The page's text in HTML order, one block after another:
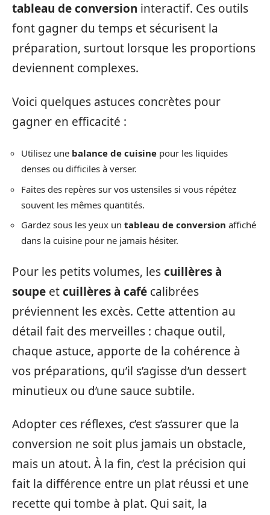
tableau de conversion interactif. Ces outils
font gagner du temps et sécurisent la
préparation, surtout lorsque les proportions
deviennent complexes.
Voici quelques astuces concrètes pour
gagner en efficacité :
Utilisez une balance de cuisine pour les liquides
denses ou difficiles à verser.
Faites des repères sur vos ustensiles si vous répétez
souvent les mêmes quantités.
Gardez sous les yeux un tableau de conversion affiché
dans la cuisine pour ne jamais hésiter.
Pour les petits volumes, lescuillères à
soupe etcuillères à café calibrées
préviennent les excès. Cette attention au
détail fait des merveilles : chaque outil,
chaque astuce, apporte de la cohérence à
vos préparations, qu’il s’agisse d’un dessert
minutieux ou d’une sauce subtile.
Adopter ces réflexes, c’est s’assurer que la
conversion ne soit plus jamais un obstacle,
mais un atout. À la fin, c’est la précision qui
fait la différence entre un plat réussi et une
recette qui tombe à plat. Qui sait, la